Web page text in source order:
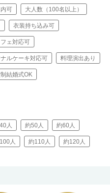
可 大人数（100名以上）
衣装持ち込み可
ェ対応可
ルケーキ対応可 料理演出あり
結婚式OK
人 約50人 約60人
人 約110人 約120人